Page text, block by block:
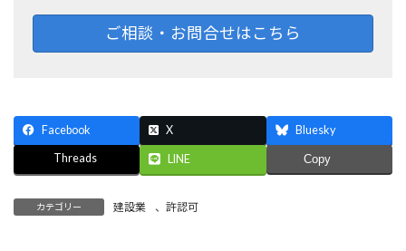
ご相談・お問合せはこちら
Facebook X Bluesky
Threads LINE Copy
カテゴリー 建設業 、 許認可